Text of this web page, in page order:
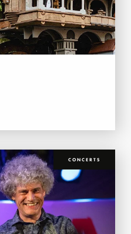
CONCERTS